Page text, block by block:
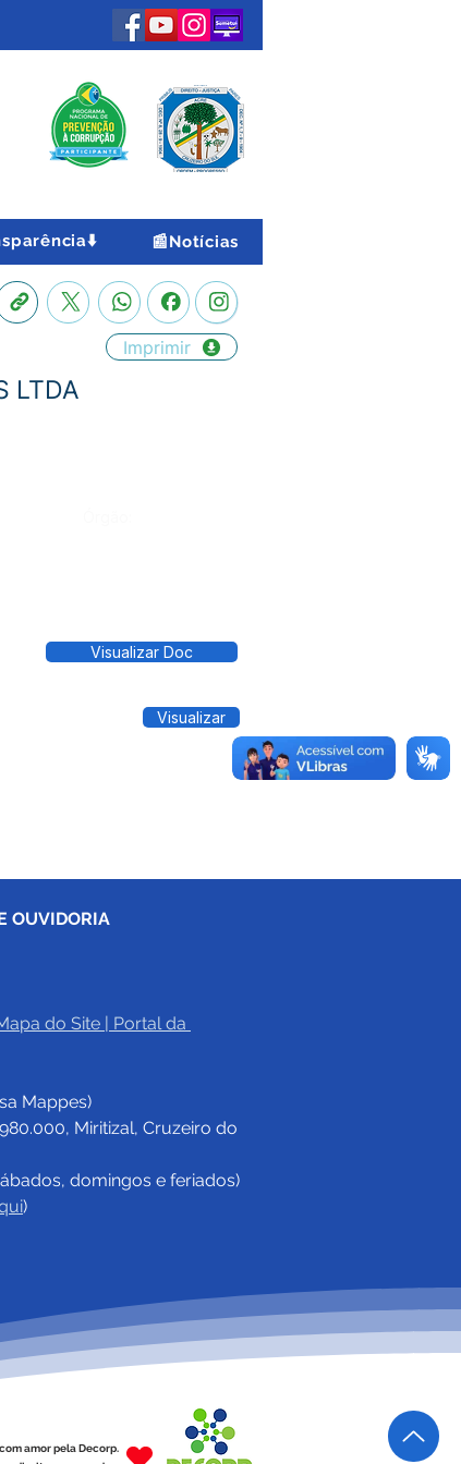
📰Notícias
Imprimir
LTDA
Visualizar Doc
Visualizar
OUVIDORIA
do Site | Portal da
Mappes)
Miritizal, Cruzeiro do
domingos e feriados)
)
amor pela Decorp.